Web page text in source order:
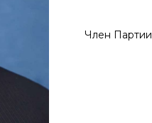
Член Партии